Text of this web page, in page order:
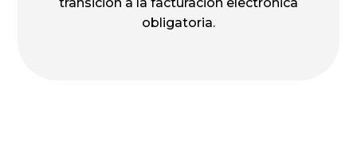
obligatoria.